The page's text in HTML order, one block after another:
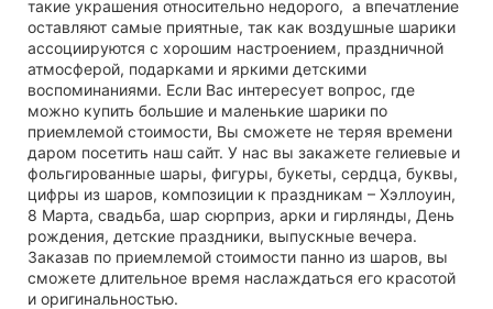
такие украшения относительно недорого, а впечатление
оставляют самые приятные, так как воздушные шарики
ассоциируются с хорошим настроением, праздничной
атмосферой, подарками и яркими детскими
воспоминаниями. Если Вас интересует вопрос, где
можно купить большие и маленькие шарики по
приемлемой стоимости, Вы сможете не теряя времени
даром посетить наш сайт. У нас вы закажете гелиевые и
фольгированные шары, фигуры, букеты, сердца, буквы,
цифры из шаров, композиции к праздникам – Хэллоуин,
8 Марта, свадьба, шар сюрприз, арки и гирлянды, День
рождения, детские праздники, выпускные вечера.
Заказав по приемлемой стоимости панно из шаров, вы
сможете длительное время наслаждаться его красотой
и оригинальностью.